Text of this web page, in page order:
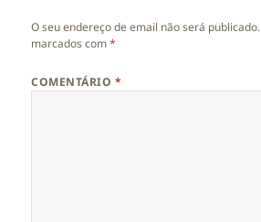
O seu endereço de email não será publicado.
marcados com*
COMENTÁRIO *